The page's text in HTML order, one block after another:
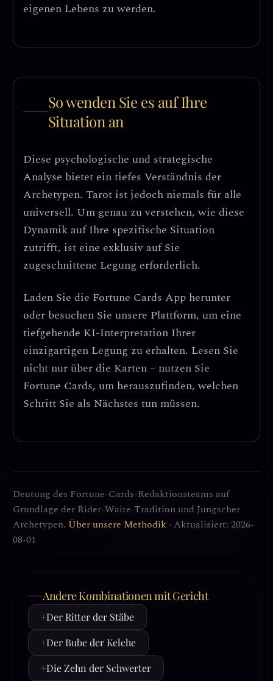
eigenen Lebens zu werden.
So wenden Sie es auf Ihre
Situation an
Diese psychologische und strategische
Analyse bietet ein tiefes Verständnis der
Archetypen. Tarot ist jedoch niemals für alle
universell. Um genau zu verstehen, wie diese
Dynamik auf Ihre spezifische Situation
zutrifft, ist eine exklusiv auf Sie
zugeschnittene Legung erforderlich.
Laden Sie die Fortune Cards App herunter
oder besuchen Sie unsere Plattform, um eine
tiefgehende KI-Interpretation Ihrer
einzigartigen Legung zu erhalten. Lesen Sie
nicht nur über die Karten – nutzen Sie
Fortune Cards, um herauszufinden, welchen
Schritt Sie als Nächstes tun müssen.
Deutung des Fortune-Cards-Redaktionsteams auf
Grundlage der Rider-Waite-Tradition und Jungscher
Archetypen. Über unsere Methodik · Aktualisiert: 2026-
08-01
Andere Kombinationen mit Gericht
+Der Ritter der Stäbe
+Der Bube der Kelche
+Die Zehn der Schwerter